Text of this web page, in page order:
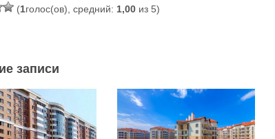
(1голос(ов), средний: 1,00из 5)
записи